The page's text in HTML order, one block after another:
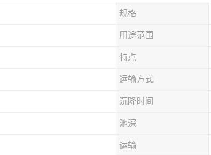
规格
用途范围
特点
运输方式
沉降时间
池深
运输